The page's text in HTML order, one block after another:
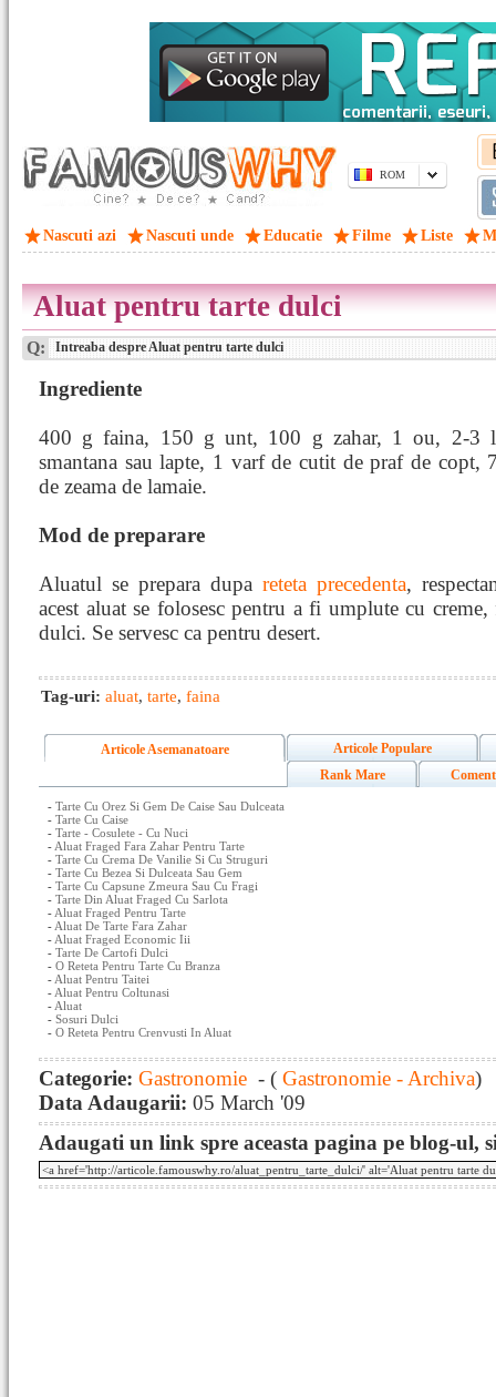
ROM
Nascuti azi Nascuti unde Educatie Filme Liste
Aluat pentru tarte dulci
Q: Intreaba despre Aluat pentru tarte dulci
Ingrediente
400 g faina, 150 g unt, 100 g zahar, 1 ou, 2-3
smantana sau lapte, 1 varf de cutit de praf de copt,
de zeama de lamaie.
Mod de preparare
Aluatul se prepara dupa reteta precedenta,
acest aluat se folosesc pentru a fi umplute cu
dulci. Se servesc ca pentru desert.
Tag-uri: aluat, tarte, faina
Articole Asemanatoare
Articole Populare
Rank Mare
- Tarte Cu Orez Si Gem De Caise Sau Dulceata
- Tarte Cu Caise
- Tarte - Cosulete - Cu Nuci
- Aluat Fraged Fara Zahar Pentru Tarte
- Tarte Cu Crema De Vanilie Si Cu Struguri
- Tarte Cu Bezea Si Dulceata Sau Gem
- Tarte Cu Capsune Zmeura Sau Cu Fragi
- Tarte Din Aluat Fraged Cu Sarlota
- Aluat Fraged Pentru Tarte
- Aluat De Tarte Fara Zahar
- Aluat Fraged Economic Iii
- Tarte De Cartofi Dulci
- O Reteta Pentru Tarte Cu Branza
- Aluat Pentru Taitei
- Aluat Pentru Coltunasi
- Aluat
- Sosuri Dulci
- O Reteta Pentru Crenvusti In Aluat
Categorie: Gastronomie - ( Gastronomie - Archiva)
Data Adaugarii: 05 March '09
Adaugati un link spre aceasta pagina pe blog-ul,